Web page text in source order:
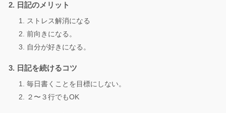
日記のメリット
ストレス解消になる
前向きになる。
自分が好きになる。
日記を続けるコツ
毎日書くことを目標にしない。
２〜３行でもOK